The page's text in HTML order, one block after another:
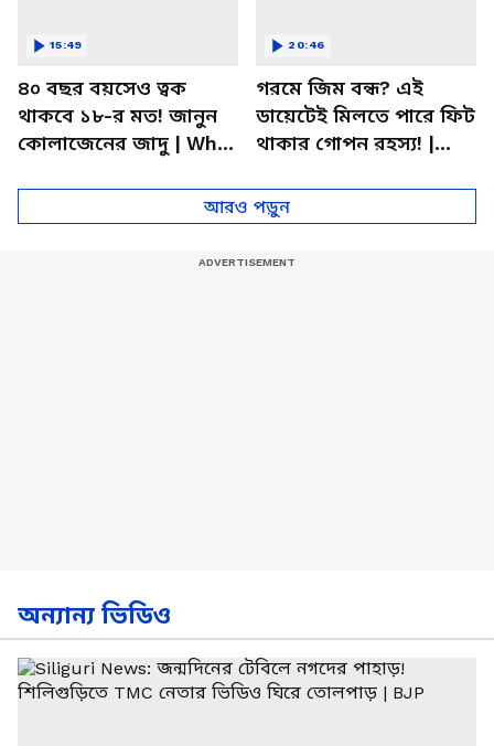
৪০ বছর বয়সেও ত্বক
থাকবে ১৮-র মত! জানুন
কোলাজেনের জাদু | What
15:49
গরমে জিম বন্ধ? এই
ডায়েটেই মিলতে পারে ফিট
থাকার গোপন রহস্য! |
Bengali | Foods
20:46
আরও পড়ুন
অন্যান্য ভিডিও